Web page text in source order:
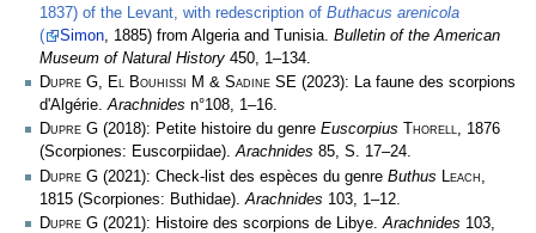
1837) of the Levant, with redescription of Buthacus arenicola
(
Simon , 1885) from Algeria and Tunisia. Bulletin of the American
Museum of Natural History 450, 1–134.
Dupre G, El Bouhissi M & Sadine SE (2023): La faune des scorpions
d'Algérie.Arachnides n°108, 1–16.
Dupre G (2018): Petite histoire du genre Euscorpius Thorell, 1876
(Scorpiones: Euscorpiidae).Arachnides 85, S. 17–24.
Dupre G (2021): Check-list des espèces du genre Buthus Leach
1815 (Scorpiones: Buthidae). Arachnides 103, 1­–12.
Dupre G (2021): Histoire des scorpions de Libye.Arachnides 103,